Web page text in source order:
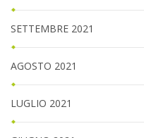
SETTEMBRE 2021
AGOSTO 2021
LUGLIO 2021